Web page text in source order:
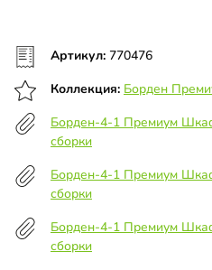
Артикул: 770476
Коллекция: Борден
Борден-4-1 Премиум
сборки
Борден-4-1 Премиум
сборки
Борден-4-1 Премиум
сборки